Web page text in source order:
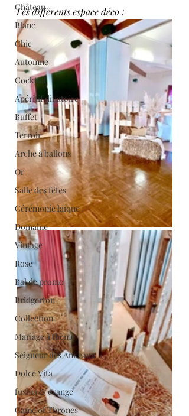
Château
Blanc
Chic
Automne
Cocktail
Apéritif dinatoire
Buffet
Terroir
Arche à ballons
Or
Salle des fêtes
Cérémonie laïque
Domaine
Vintage
Rose
Bal de promo
Bridgerton
Collection
Mariage à thème
Seigneur des Anneaux
Dolce Vita
fushia & orange
Game of Thrones
Les différents espace déco :